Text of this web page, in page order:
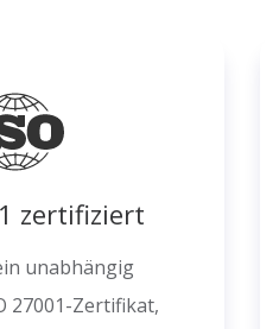
zertifiziert
unabhängig
27001-Zertifikat,